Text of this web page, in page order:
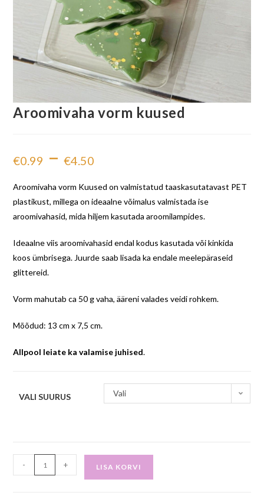
Aroomivaha vorm kuused
€0.99 – €4.50
Aroomivaha vorm Kuused on valmistatud taaskasutatavast PET
plastikust, millega on ideaalne võimalus valmistada ise
aroomivahasid, mida hiljem kasutada aroomilampides.
Ideaalne viis aroomivahasid endal kodus kasutada või kinkida
koos ümbrisega. Juurde saab lisada ka endale meelepäraseid
glittereid.
Vorm mahutab ca 50 g vaha, ääreni valades veidi rohkem.
Mõõdud: 13 cm x 7,5 cm.
Allpool leiate ka valamise juhised.
VALI SUURUS Vali
- + LISA KORVI